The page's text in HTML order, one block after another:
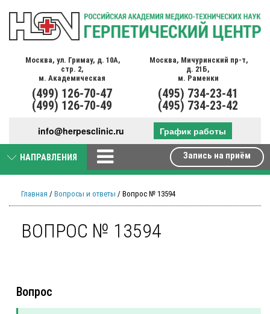
Москва, ул. Гримау, д. 10А,
стр. 2,
м. Академическая
(499) 126-70-47
(499) 126-70-49
Москва, Мичуринский пр-т,
д. 21Б,
м. Раменки
(495) 734-23-41
(495) 734-23-42
info@herpesclinic.ru График работы
НАПРАВЛЕНИЯ Запись на приём
Главная / Вопросы и ответы / Вопрос № 13594
ВОПРОС № 13594
Вопрос